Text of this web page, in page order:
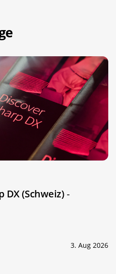
DX (Schweiz)-
3. Aug 2026